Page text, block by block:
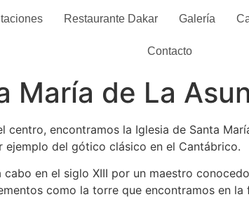
Restaurante Dakar Galería
Contacto
María de La
centro, encontramos la Iglesia de Santa
ejemplo del gótico clásico en el Cantábrico.
en el siglo XIII por un maestro
como la torre que encontramos en